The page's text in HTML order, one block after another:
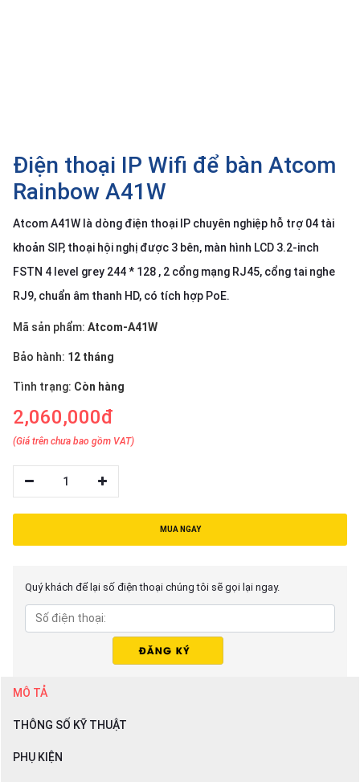
Điện thoại IP Wifi để bàn Atcom
Rainbow A41W
Atcom A41W là dòng điện thoại IP chuyên nghiệp hỗ trợ 04 tài
khoản SIP, thoại hội nghị được 3 bên, màn hình LCD 3.2-inch
FSTN 4 level grey 244 * 128 , 2 cổng mạng RJ45, cổng tai nghe
RJ9, chuẩn âm thanh HD, có tích hợp PoE.
Mã sản phẩm: Atcom-A41W
Bảo hành: 12 tháng
Tình trạng: Còn hàng
2,060,000đ
(Giá trên chưa bao gồm VAT)
1
MUA NGAY
Quý khách để lại số điện thoại chúng tôi sẽ gọi lại ngay.
MÔ TẢ
THÔNG SỐ KỸ THUẬT
PHỤ KIỆN
pháp
Dịch
vụ
Hỗ
Tin
hệ
Giới
thiệu
NGỮ
Tiếng